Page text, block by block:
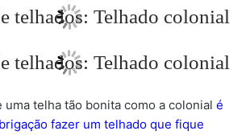
uma telha tão bonita como a colonial é
fazer um telhado que fique